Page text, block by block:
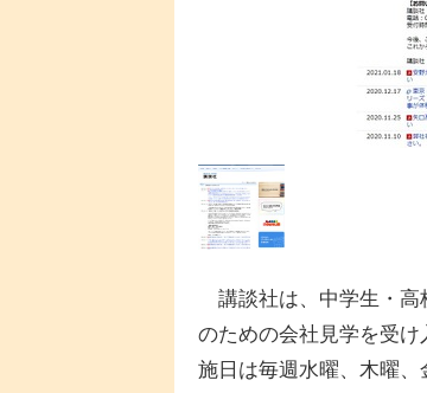
講談社は、中学生・高
のための会社見学を受け
施日は毎週水曜、木曜、